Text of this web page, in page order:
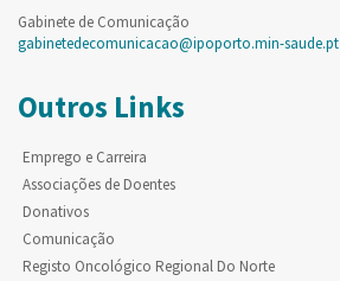
Gabinete de Comunicação
gabinetedecomunicacao@ipoporto.min-saude.pt
Outros Links
Emprego e Carreira
Associações de Doentes
Donativos
Comunicação
Registo Oncológico Regional Do Norte